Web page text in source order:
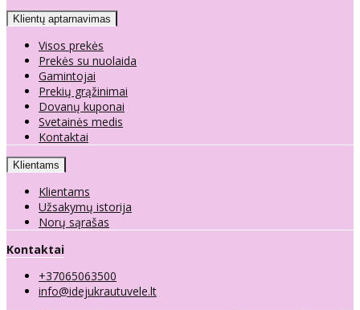
Klientų aptarnavimas
Visos prekės
Prekės su nuolaida
Gamintojai
Prekių grąžinimai
Dovanų kuponai
Svetainės medis
Kontaktai
Klientams
Klientams
Užsakymų istorija
Norų sąrašas
Kontaktai
+37065063500
info@idejukrautuvele.lt